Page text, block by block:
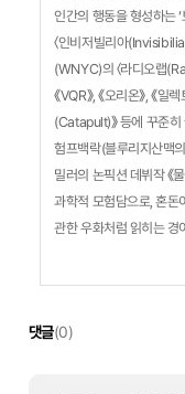
인간의 행동을 형성하는
〈인비저빌리아
(WNYC)의 〈라디오랩
《VQR》, 《오리온》, 《
(Catapult)》 등에 꾸준
험프백락(블루리지산맥
밀러의 논픽션 데뷔작 《
과학적 모험담으로, 혼돈
관한 우화처럼 읽히는 경
댓글(0)